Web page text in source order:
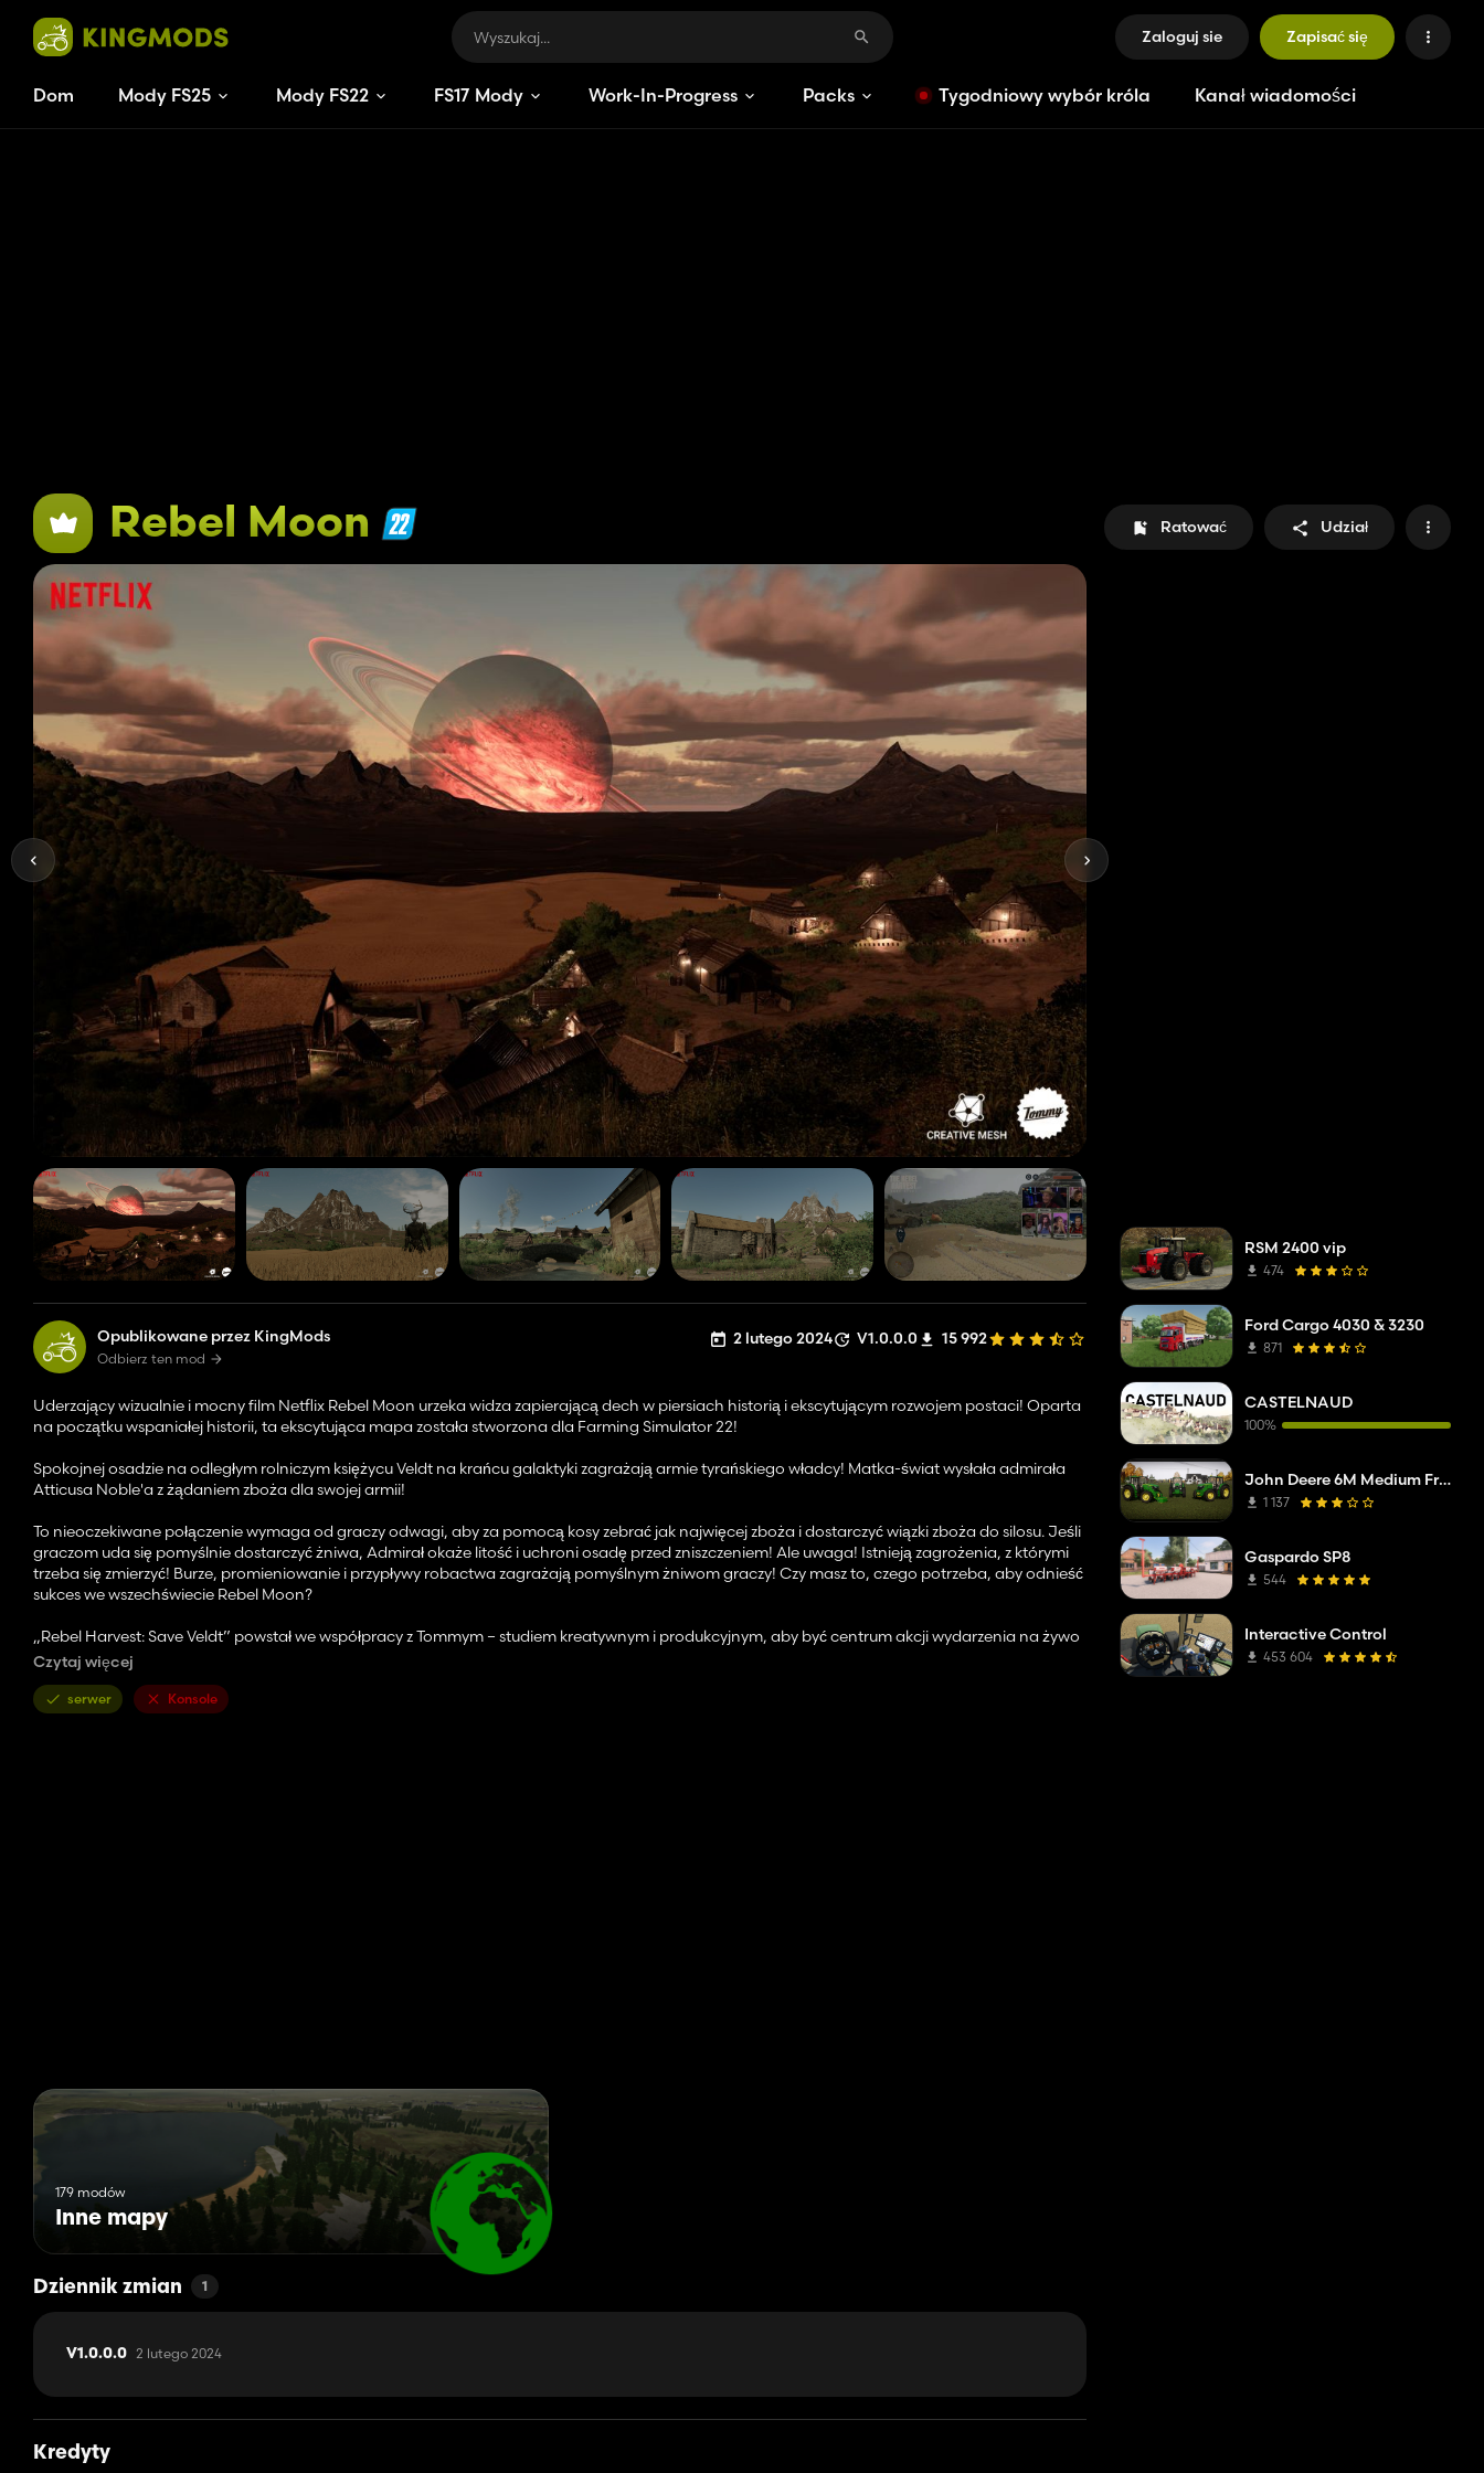
Zaloguj sie Zapisać się
Dom Mody FS25 Mody FS22 FS17 Mody Work-In-Progress Packs Tygodniowy wybór króla Kanał wiadomości
Rebel Moon Ratować Udział
Opublikowane przez KingMods
Odbierz ten mod
2 lutego 2024 V1.0.0.0 15 992
Uderzający wizualnie i mocny film Netflix Rebel Moon urzeka widza zapierającą dech w piersiach historią i ekscytującym rozwojem postaci! Oparta
na początku wspaniałej historii, ta ekscytująca mapa została stworzona dla Farming Simulator 22!
Spokojnej osadzie na odległym rolniczym księżycu Veldt na krańcu galaktyki zagrażają armie tyrańskiego władcy! Matka-świat wysłała admirała
Atticusa Noble'a z żądaniem zboża dla swojej armii!
To nieoczekiwane połączenie wymaga od graczy odwagi, aby za pomocą kosy zebrać jak najwięcej zboża i dostarczyć wiązki zboża do silosu. Jeśli
graczom uda się pomyślnie dostarczyć żniwa, Admirał okaże litość i uchroni osadę przed zniszczeniem! Ale uwaga! Istnieją zagrożenia, z którymi
trzeba się zmierzyć! Burze, promieniowanie i przypływy robactwa zagrażają pomyślnym żniwom graczy! Czy masz to, czego potrzeba, aby odnieść
sukces we wszechświecie Rebel Moon?
„Rebel Harvest: Save Veldt” powstał we współpracy z Tommym – studiem kreatywnym i produkcyjnym, aby być centrum akcji wydarzenia na żywo
na Twitchu, w którym bierze udział sześciu największych niemieckich streamerów, promującego serię filmów Zacka Snydera „Rebel Moon” w
Czytaj więcej
serwer Konsole
179 modów
Inne mapy
Dziennik zmian 1
V1.0.0.0 2 lutego 2024
Kredyty
RSM 2400 vip
474
Ford Cargo 4030 & 3230
871
CASTELNAUD
100%
John Deere 6M Medium Frame 2020
1 137
Gaspardo SP8
544
Interactive Control
453 604